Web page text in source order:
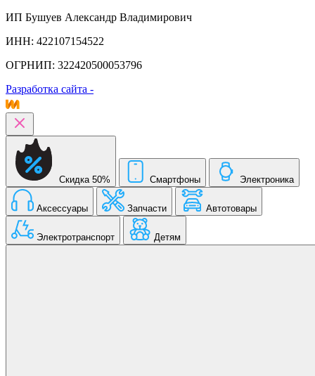
ИП Бушуев Александр Владимирович
ИНН: 422107154522
ОГРНИП: 322420500053796
Разработка сайта -
Скидка 50% Смартфоны Электроника
Аксессуары Запчасти Автотовары
Электротранспорт Детям